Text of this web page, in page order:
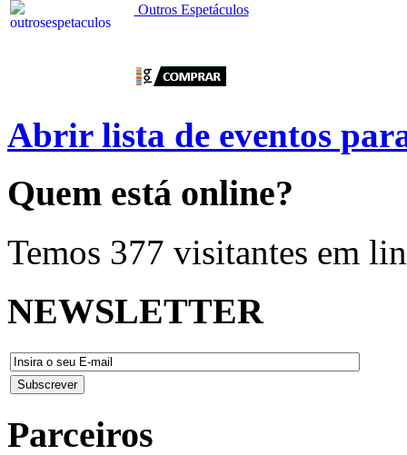
Outros Espetáculos
Abrir lista de eventos
Quem está online?
Temos 377 visitantes em
NEWSLETTER
Parceiros